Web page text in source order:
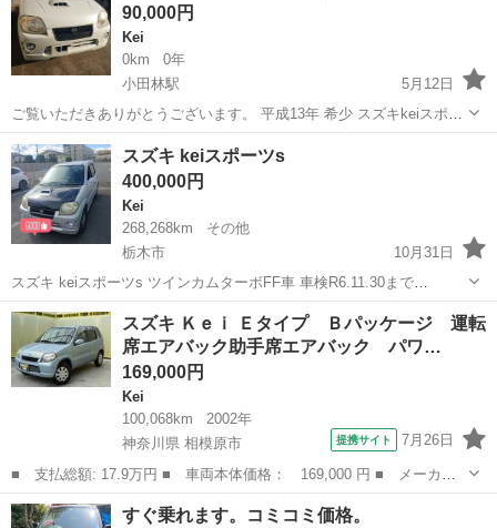
90,000円
Kei
0km
0年
小田林駅
5月12日
ご覧いただきありがとうございます。 平成13年 希少 スズキkeiスポー
ツ ターボ、ホワイト 外装、下廻り共に綺麗ですが、残念な事にオート
マが駄目です。 エンジンかかります。 近県のみ陸送格安で受けたまり
ます。
栃木 小山市 小田林駅 Kei
スズキ keiスポーツs
400,000円
Kei
268,268km
その他
栃木市
10月31日
スズキ keiスポーツs ツインカムターボFF車 車検R6.11.30まで
268268km 足回り 吸排気 全てSUZUKIスポーツで統一しています。 14
万kmでエンジンO/Hしています。
栃木 栃木市 Kei SUZUKI
スズキ Ｋｅｉ Ｅタイプ Ｂパッケージ 運転
席エアバック助手席エアバック パワ…
169,000円
Kei
100,068km
2002年
神奈川県 相模原市
提携サイト 7月26日
■ 支払総額: 17.9万円 ■ 車両本体価格： 169,000 円 ■ メーカー
名： スズキ ■ 車種名： Ｋｅｉ ■ グレード名： Ｅタイプ Ｂ
パッケージ 運転席エアバック助手席エアバック パワステ パワー
神奈川 相模原市 Kei
すぐ乗れます。コミコミ価格。